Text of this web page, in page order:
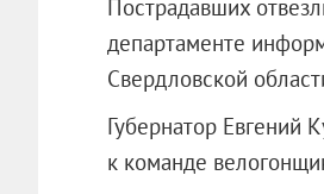
Пострадавших
департаменте
Свердловской
Губернатор Евгений
к команде